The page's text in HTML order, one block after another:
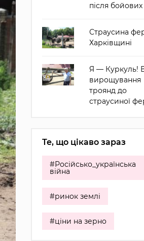
після бойових
Страусина
Харківщині
Я — Куркуль!
вирощування
троянд до
страусиної
Те, що цікаво зараз
#Російсько_українська
війна
#ринок землі
#ціни на зерно